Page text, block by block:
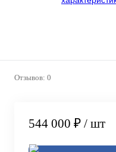
Отзывов: 0
544 000 ₽ / шт